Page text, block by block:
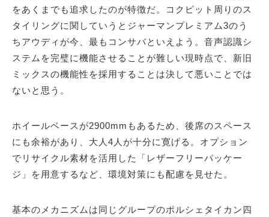
をあくまでも追求したのが特徴だ。コクピット周りのス
タイリングに関していうとジャーマンプレミアム3のう
ちアウディが今、最もコンサバといえよう。音声認識シ
ステムを完璧に機能させることが難しい現時点で、新旧
ミックスの機能性を採用することは決して悪いことでは
ないと思う。
ホイールベースが2900mmもあるため、後席のスペース
にも余裕があり、大人4人が十分に寛げる。オプション
でリサイクル素材を活用した「レザーフリーパッケー
ジ」を用意するなど、環境対策にも配慮を見せた。
基本のメカニズムは同じグループのポルシェタイカン四